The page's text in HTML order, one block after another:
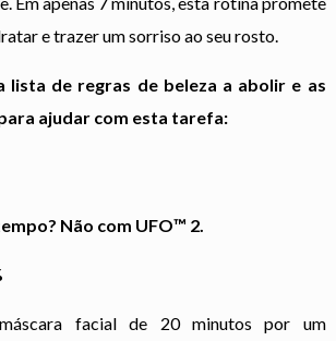
e trazer um sorriso ao seu rosto.
lista de regras de beleza a abolir e as
ajudar com esta tarefa:
Não com UFO™ 2.
facial de 20 minutos por um